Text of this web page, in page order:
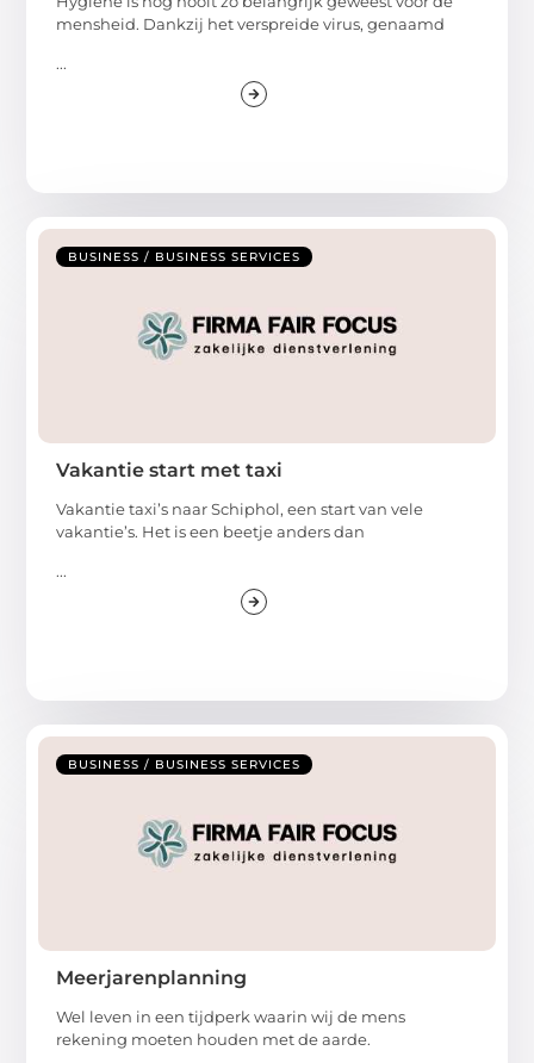
mensheid. Dankzij het verspreide virus, genaamd
...
BUSINESS / BUSINESS SERVICES
Vakantie start met taxi
Vakantie taxi’s naar Schiphol, een start van vele
vakantie’s. Het is een beetje anders dan
...
BUSINESS / BUSINESS SERVICES
Meerjarenplanning
Wel leven in een tijdperk waarin wij de mens
rekening moeten houden met de aarde.